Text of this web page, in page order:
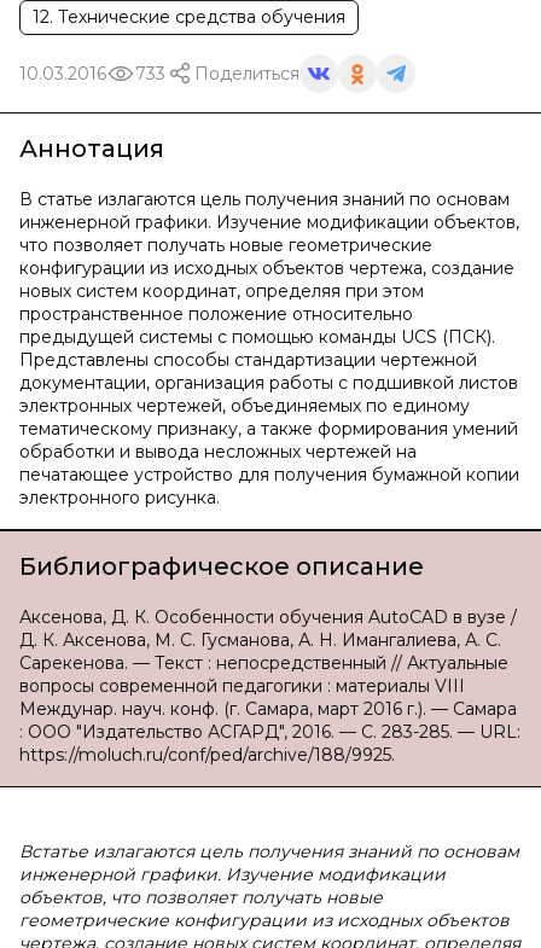
12. Технические средства обучения
10.03.2016 733 Поделиться
Аннотация
В статье излагаются цель получения знаний по основам
инженерной графики. Изучение модификации объектов,
что позволяет получать новые геометрические
конфигурации из исходных объектов чертежа, создание
новых систем координат, определяя при этом
пространственное положение относительно
предыдущей системы с помощью команды UCS (ПСК).
Представлены способы стандартизации чертежной
документации, организация работы с подшивкой листов
электронных чертежей, объединяемых по единому
тематическому признаку, а также формирования умений
обработки и вывода несложных чертежей на
печатающее устройство для получения бумажной копии
электронного рисунка.
Библиографическое описание
Аксенова, Д. К. Особенности обучения AutoCAD в вузе /
Д. К. Аксенова, М. С. Гусманова, А. Н. Имангалиева, А. С.
Сарекенова. — Текст : непосредственный // Актуальные
вопросы современной педагогики : материалы VIII
Междунар. науч. конф. (г. Самара, март 2016 г.). — Самара
: ООО "Издательство АСГАРД", 2016. — С. 283-285. — URL:
https://moluch.ru/conf/ped/archive/188/9925.
Встатье излагаются цель получения знаний по основам
инженерной графики. Изучение модификации
объектов, что позволяет получать новые
геометрические конфигурации из исходных объектов
чертежа, создание новых систем координат, определяя